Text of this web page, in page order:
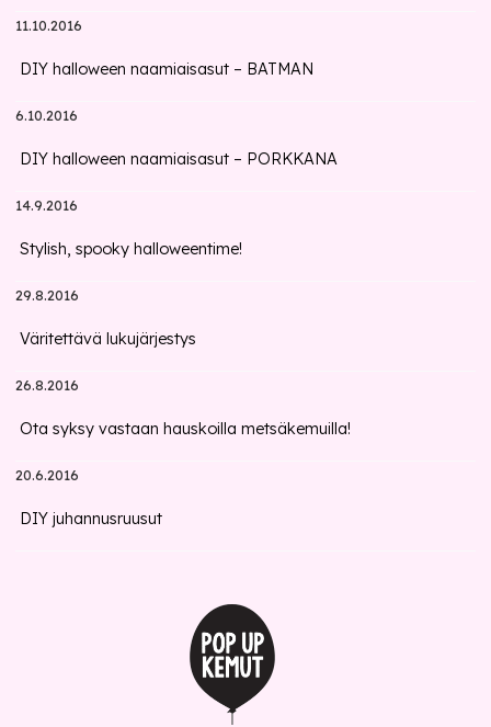
11.10.2016
DIY halloween naamiaisasut – BATMAN
6.10.2016
DIY halloween naamiaisasut – PORKKANA
14.9.2016
Stylish, spooky halloweentime!
29.8.2016
Väritettävä lukujärjestys
26.8.2016
Ota syksy vastaan hauskoilla metsäkemuilla!
20.6.2016
DIY juhannusruusut